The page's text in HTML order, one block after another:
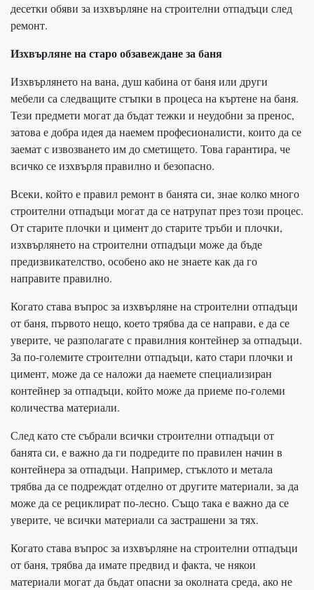
десетки обяви за изхвърляне на строителни отпадъци след
ремонт.
Изхвърляне на старо обзавеждане за баня
Изхвърлянето на вана, душ кабина от баня или други
мебели са следващите стъпки в процеса на къртене на баня.
Тези предмети могат да бъдат тежки и неудобни за пренос,
затова е добра идея да наемем професионалисти, които да се
заемат с извозването им до сметището. Това гарантира, че
всичко се изхвърля правилно и безопасно.
Всеки, който е правил ремонт в банята си, знае колко много
строителни отпадъци могат да се натрупат през този процес.
От старите плочки и цимент до старите тръби и плочки,
изхвърлянето на строителни отпадъци може да бъде
предизвикателство, особено ако не знаете как да го
направите правилно.
Когато става въпрос за изхвърляне на строителни отпадъци
от баня, първото нещо, което трябва да се направи, е да се
уверите, че разполагате с правилния контейнер за отпадъци.
За по-големите строителни отпадъци, като стари плочки и
цимент, може да се наложи да наемете специализиран
контейнер за отпадъци, който може да приеме по-големи
количества материали.
След като сте събрали всички строителни отпадъци от
банята си, е важно да ги подредите по правилен начин в
контейнера за отпадъци. Например, стъклото и метала
трябва да се подреждат отделно от другите материали, за да
може да се рециклират по-лесно. Също така е важно да се
уверите, че всички материали са застрашени за тях.
Когато става въпрос за изхвърляне на строителни отпадъци
от баня, трябва да имате предвид и факта, че някои
материали могат да бъдат опасни за околната среда, ако не